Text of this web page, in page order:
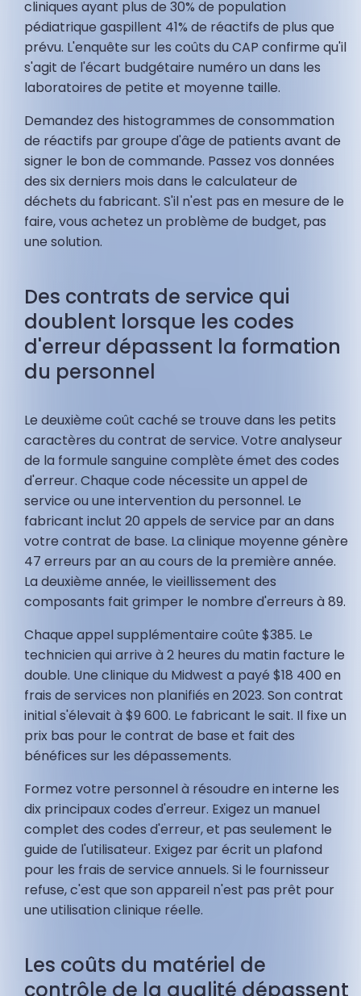
cliniques ayant plus de 30% de population
pédiatrique gaspillent 41% de réactifs de plus que
prévu. L'enquête sur les coûts du CAP confirme qu'il
s'agit de l'écart budgétaire numéro un dans les
laboratoires de petite et moyenne taille.
Demandez des histogrammes de consommation
de réactifs par groupe d'âge de patients avant de
signer le bon de commande. Passez vos données
des six derniers mois dans le calculateur de
déchets du fabricant. S'il n'est pas en mesure de le
faire, vous achetez un problème de budget, pas
une solution.
Des contrats de service qui
doublent lorsque les codes
d'erreur dépassent la formation
du personnel
Le deuxième coût caché se trouve dans les petits
caractères du contrat de service. Votre analyseur
de la formule sanguine complète émet des codes
d'erreur. Chaque code nécessite un appel de
service ou une intervention du personnel. Le
fabricant inclut 20 appels de service par an dans
votre contrat de base. La clinique moyenne génère
47 erreurs par an au cours de la première année.
La deuxième année, le vieillissement des
composants fait grimper le nombre d'erreurs à 89.
Chaque appel supplémentaire coûte $385. Le
technicien qui arrive à 2 heures du matin facture le
double. Une clinique du Midwest a payé $18 400 en
frais de services non planifiés en 2023. Son contrat
initial s'élevait à $9 600. Le fabricant le sait. Il fixe un
prix bas pour le contrat de base et fait des
bénéfices sur les dépassements.
Formez votre personnel à résoudre en interne les
dix principaux codes d'erreur. Exigez un manuel
complet des codes d'erreur, et pas seulement le
guide de l'utilisateur. Exigez par écrit un plafond
pour les frais de service annuels. Si le fournisseur
refuse, c'est que son appareil n'est pas prêt pour
une utilisation clinique réelle.
Les coûts du matériel de
contrôle de la qualité dépassent